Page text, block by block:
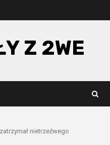
Z 2WE
nietrzeźwego